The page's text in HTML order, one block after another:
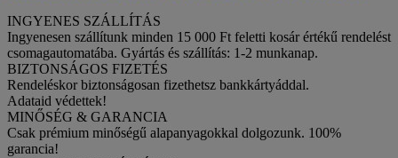
INGYENES SZÁLLÍTÁS
Ingyenesen szállítunk minden 15 000 Ft feletti kosár értékű rendelést
csomagautomatába. Gyártás és szállítás: 1-2 munkanap.
BIZTONSÁGOS FIZETÉS
Rendeléskor biztonságosan fizethetsz bankkártyáddal.
Adataid védettek!
MINŐSÉG & GARANCIA
Csak prémium minőségű alapanyagokkal dolgozunk. 100%
garancia!